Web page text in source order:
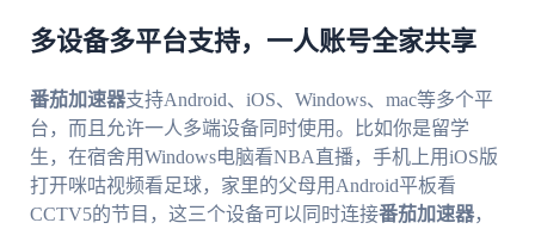
多设备多平台支持，一人账号全家共享
番茄加速器支持Android、iOS、Windows、mac等多个平
台，而且允许一人多端设备同时使用。比如你是留学
生，在宿舍用Windows电脑看NBA直播，手机上用iOS版
打开咪咕视频看足球，家里的父母用Android平板看
CCTV5的节目，这三个设备可以同时连接番茄加速器，